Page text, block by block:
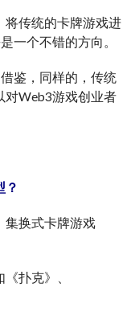
将传统的卡牌游戏进
一个不错的方向。
鉴，同样的，传统
对Web3游戏创业者
？
集换式卡牌游戏
扑克》、